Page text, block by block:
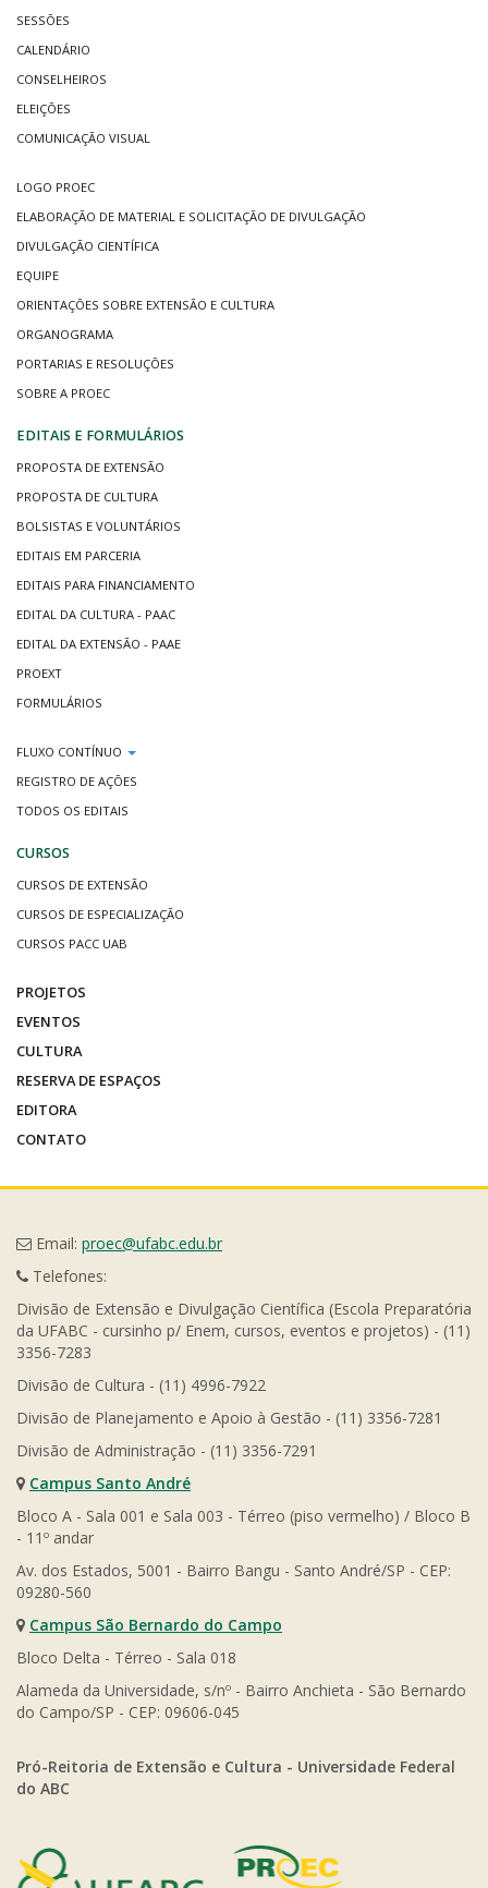
SESSÕES
CALENDÁRIO
CONSELHEIROS
ELEIÇÕES
COMUNICAÇÃO VISUAL
LOGO PROEC
ELABORAÇÃO DE MATERIAL E SOLICITAÇÃO DE DIVULGAÇÃO
DIVULGAÇÃO CIENTÍFICA
EQUIPE
ORIENTAÇÕES SOBRE EXTENSÃO E CULTURA
ORGANOGRAMA
PORTARIAS E RESOLUÇÕES
SOBRE A PROEC
EDITAIS E FORMULÁRIOS
PROPOSTA DE EXTENSÃO
PROPOSTA DE CULTURA
BOLSISTAS E VOLUNTÁRIOS
EDITAIS EM PARCERIA
EDITAIS PARA FINANCIAMENTO
EDITAL DA CULTURA - PAAC
EDITAL DA EXTENSÃO - PAAE
PROEXT
FORMULÁRIOS
FLUXO CONTÍNUO
REGISTRO DE AÇÕES
TODOS OS EDITAIS
CURSOS
CURSOS DE EXTENSÃO
CURSOS DE ESPECIALIZAÇÃO
CURSOS PACC UAB
PROJETOS
EVENTOS
CULTURA
RESERVA DE ESPAÇOS
EDITORA
CONTATO
Email: proec@ufabc.edu.br
Telefones:
Divisão de Extensão e Divulgação Científica (Escola Preparatória
da UFABC - cursinho p/ Enem, cursos, eventos e projetos) - (11)
3356-7283
Divisão de Cultura - (11) 4996-7922
Divisão de Planejamento e Apoio à Gestão - (11) 3356-7281
Divisão de Administração - (11) 3356-7291
Campus Santo André
Bloco A - Sala 001 e Sala 003 - Térreo (piso vermelho) / Bloco B
- 11º andar
Av. dos Estados, 5001 - Bairro Bangu - Santo André/SP - CEP:
09280-560
Campus São Bernardo do Campo
Bloco Delta - Térreo - Sala 018
Alameda da Universidade, s/nº - Bairro Anchieta - São Bernardo
do Campo/SP - CEP: 09606-045
Pró-Reitoria de Extensão e Cultura - Universidade Federal
do ABC